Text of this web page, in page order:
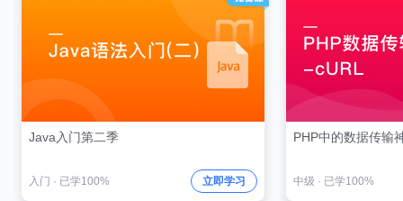
Java入门第二季
入门 · 已学100% 立即学习
PHP中的数据传输
中级 · 已学100%